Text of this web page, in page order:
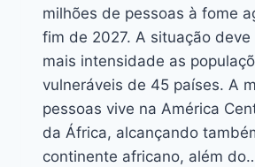
milhões de pessoas à fome
fim de 2027. A situação deve
mais intensidade as
vulneráveis de 45 países. A
pessoas vive na América
da África, alcançando
continente africano, além